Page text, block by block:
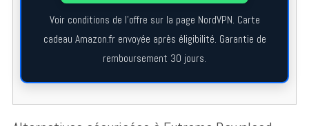
Voir conditions de l’offre sur la page NordVPN. Carte
cadeau Amazon.fr envoyée après éligibilité. Garantie de
remboursement 30 jours.